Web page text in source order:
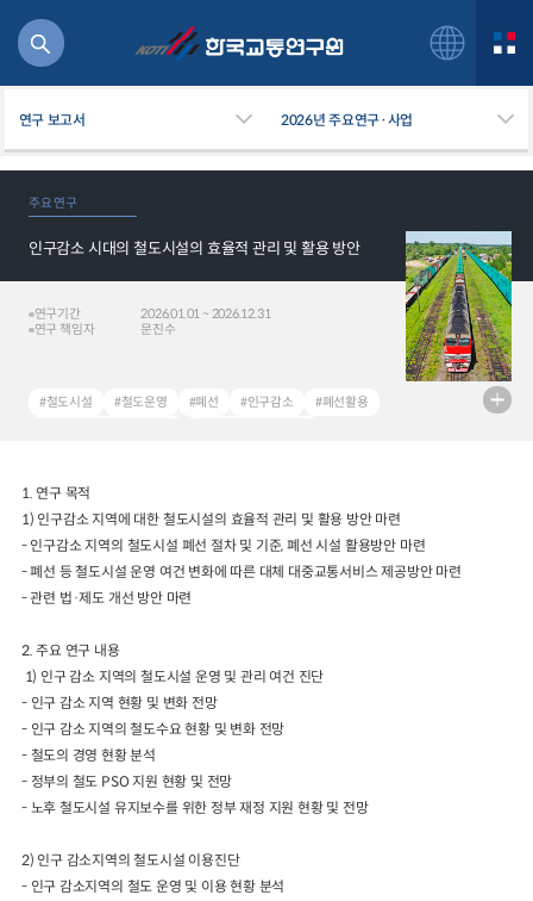
연구 보고서 2026년 주요연구·사업
주요 연구
인구감소 시대의 철도시설의 효율적 관리 및 활용 방안
연구기간
2026.01.01 ~ 2026.12.31
연구 책임자
문진수
#철도시설 #철도운영 #폐선 #인구감소
#폐선활용
#Use of Abandoned Railroad Track
1.연구 목적
1) 인구감소 지역에 대한 철도시설의 효율적 관리 및 활용 방안 마련
- 인구감소 지역의 철도시설 폐선 절차 및 기준,폐선 시설 활용방안 마련
- 폐선 등 철도시설 운영 여건 변화에 따른 대체 대중교통서비스 제공방안 마련
- 관련 법 ·제도 개선 방안 마련
2.주요 연구 내용
1) 인구 감소 지역의 철도시설 운영 및 관리 여건 진단
- 인구 감소 지역 현황 및 변화 전망
- 인구 감소 지역의 철도수요 현황 및 변화 전망
- 철도의 경영 현황 분석
- 정부의 철도 PSO지원 현황 및 전망
- 노후 철도시설 유지보수를 위한 정부 재정 지원 현황 및 전망
2) 인구 감소지역의 철도시설 이용진단
- 인구 감소지역의 철도 운영 및 이용 현황 분석
일반사업보고서
2024년 국가교통조사 및 분석
요약보고서
전국여객OD
수단분담모형
여객OD현행화
권역별통행지표
사회경제지표
교통수요예측
2024.12.31
기획도서
2024 생활물류 서비스 보